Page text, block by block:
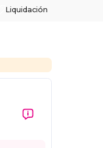
Liquidación